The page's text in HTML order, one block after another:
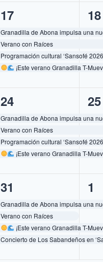
4
eventos,
17
Granadilla de Abona impulsa una
Verano con Raíces
Programación cultural ‘Sansofé
¡Este verano Granadilla T-
4
18
4
eventos,
24
Granadilla de Abona impulsa una
Verano con Raíces
Programación cultural ‘Sansofé
¡Este verano Granadilla T-
4
25
4
eventos,
31
Granadilla de Abona impulsa una
Verano con Raíces
¡Este verano Granadilla T-
Concierto de Los Sabandeños en
3
1